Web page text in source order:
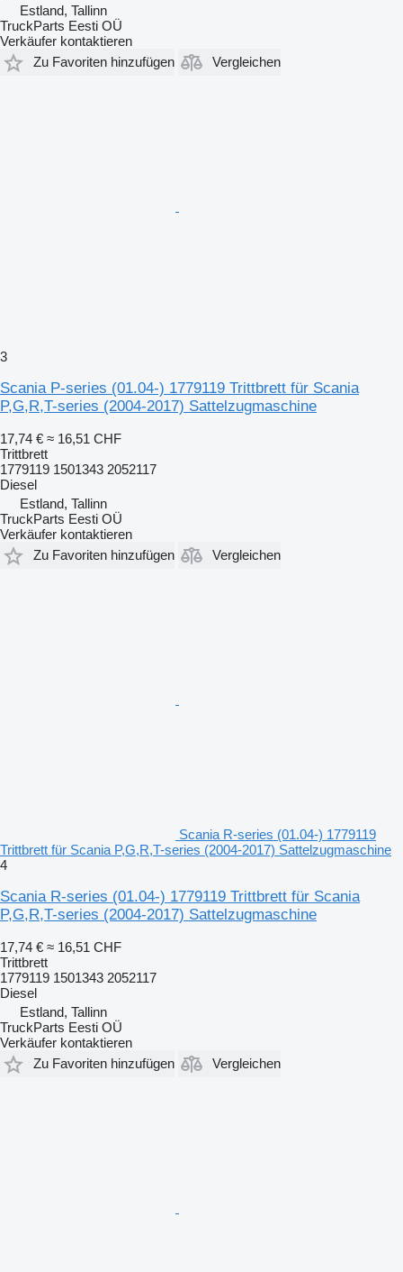
Estland, Tallinn
TruckParts Eesti OÜ
Verkäufer kontaktieren
Zu Favoriten hinzufügen
Vergleichen
3
Scania P-series (01.04-) 1779119 Trittbrett für Scania
P,G,R,T-series (2004-2017) Sattelzugmaschine
17,74 € ≈ 16,51 CHF
Trittbrett
1779119 1501343 2052117
Diesel
Estland, Tallinn
TruckParts Eesti OÜ
Verkäufer kontaktieren
Zu Favoriten hinzufügen
Vergleichen
Scania R-series (01.04-) 1779119
Trittbrett für Scania P,G,R,T-series (2004-2017) Sattelzugmaschine
4
Scania R-series (01.04-) 1779119 Trittbrett für Scania
P,G,R,T-series (2004-2017) Sattelzugmaschine
17,74 € ≈ 16,51 CHF
Trittbrett
1779119 1501343 2052117
Diesel
Estland, Tallinn
TruckParts Eesti OÜ
Verkäufer kontaktieren
Zu Favoriten hinzufügen
Vergleichen